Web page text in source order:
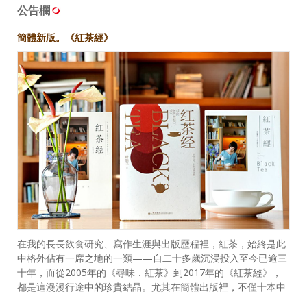
公告欄
簡體新版。《紅茶經》
在我的長長飲食研究、寫作生涯與出版歷程裡，紅茶，始終是此
中格外佔有一席之地的一類——自二十多歲沉浸投入至今已逾三
十年，而從2005年的《尋味．紅茶》到2017年的《紅茶經》，
都是這漫漫行途中的珍貴結晶。尤其在簡體出版裡，不僅十本中